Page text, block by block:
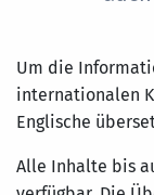
Um die
internationalen
Englische
Alle Inhalte bis